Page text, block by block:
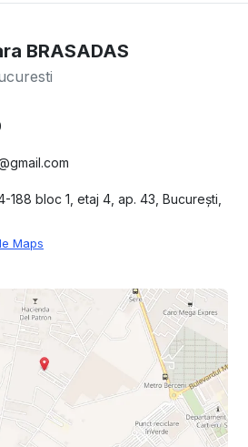
BRASADAS
188 bloc 1, etaj 4, ap. 43, București,
Maps